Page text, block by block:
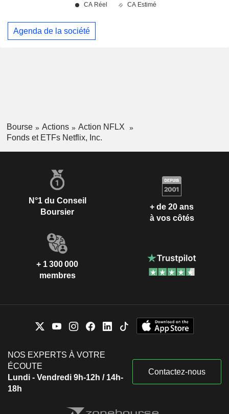
Agenda de la société
Bourse Actions
Action NFLX
Fonds et ETFs Netflix, Inc.
N°1 du Conseil
Boursier
+ de 20 ans
à vos côtés
+ 1 300 000
membres
NOS EXPERTS À VOTRE
ÉCOUTE
Lundi - Vendredi 9h-12h / 14h-
18h
Contactez-nous